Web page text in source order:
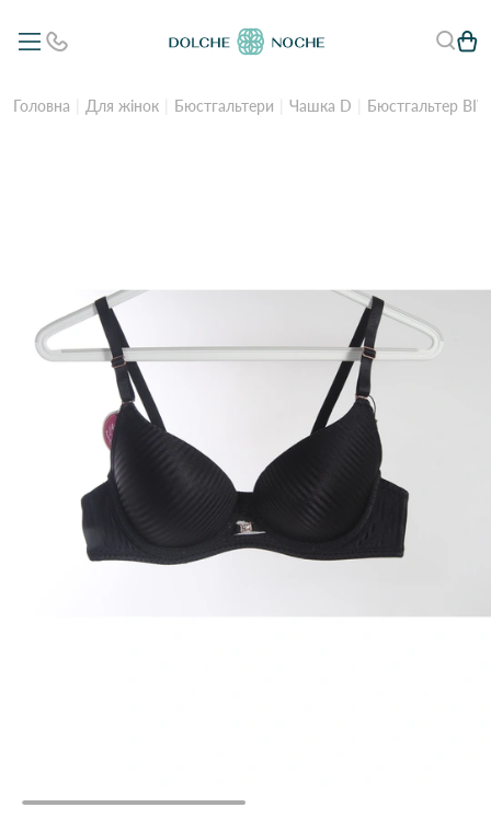
Головна Для жінок Бюстгальтери Чашка D Бюстгальтер